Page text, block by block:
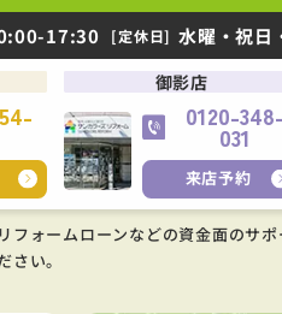
17:30 [定休日] 水曜・祝日
御影店
0120-348-
031
来店予約
ォームローンなどの資金面のサポ
さい。